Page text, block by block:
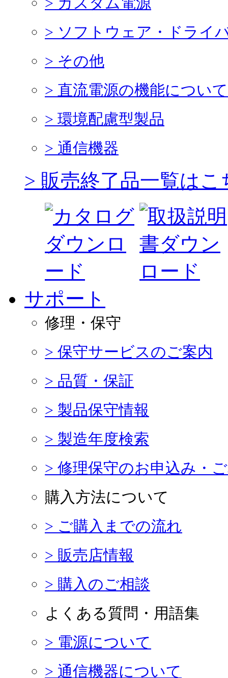
> ソフトウェア・ドライ
> その他
> 直流電源の機能について
> 環境配慮型製品
> 通信機器
> 販売終了品一覧はこ
サポート
修理・保守
> 保守サービスのご案内
> 品質・保証
> 製品保守情報
> 製造年度検索
> 修理保守のお申込み・
購入方法について
> ご購入までの流れ
> 販売店情報
> 購入のご相談
よくある質問・用語集
> 電源について
> 通信機器について